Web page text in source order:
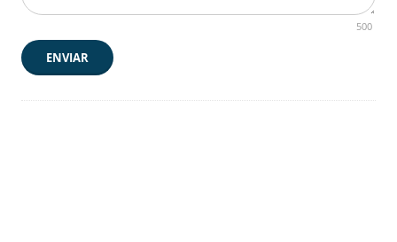
500
ENVIAR